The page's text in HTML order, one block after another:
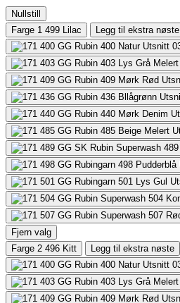
Nullstill
Farge 1 499 Lilac
Legg til ekstra nøste
Fjern valg
Farge 2 496 Kitt
Legg til ekstra nøste